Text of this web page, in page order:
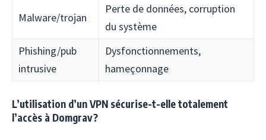
Malware/trojan
Perte de données, corruption
du système
Phishing/pub
intrusive
Dysfonctionnements,
hameçonnage
L’utilisation d’un VPN sécurise-t-elle totalement
l’accès à Domgrav ?